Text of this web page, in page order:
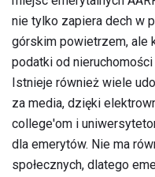
nie tylko zapiera dech w
górskim powietrzem, ale
podatki od
Istnieje również wiele
za media, dzięki
college'om i
dla emerytów. Nie ma
społecznych, dlatego